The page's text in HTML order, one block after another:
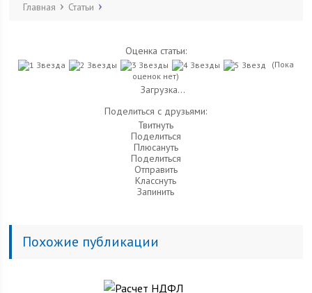
Главная Статьи
Оценка статьи:
(Пока
оценок нет)
Загрузка...
Поделиться с друзьями:
Твитнуть
Поделиться
Плюсануть
Поделиться
Отправить
Класснуть
Запинить
Похожие публикации